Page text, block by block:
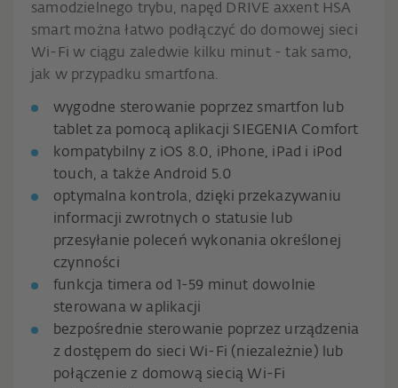
samodzielnego trybu, napęd DRIVE axxent HSA
smart można łatwo podłączyć do domowej sieci
Wi-Fi w ciągu zaledwie kilku minut - tak samo,
jak w przypadku smartfona.
wygodne sterowanie poprzez smartfon lub
tablet za pomocą aplikacji SIEGENIA Comfort
kompatybilny z iOS 8.0, iPhone, iPad i iPod
touch, a także Android 5.0
optymalna kontrola, dzięki przekazywaniu
informacji zwrotnych o sta­tusie lub
przesyłanie poleceń wyko­nania określonej
czynności
funkcja timera od 1-59 minut dowolnie
sterowana w aplikacji
bezpośrednie sterowanie poprzez urządzenia
z dostępem do sieci Wi-Fi (niezależnie) lub
połączenie z domową siecią Wi-Fi